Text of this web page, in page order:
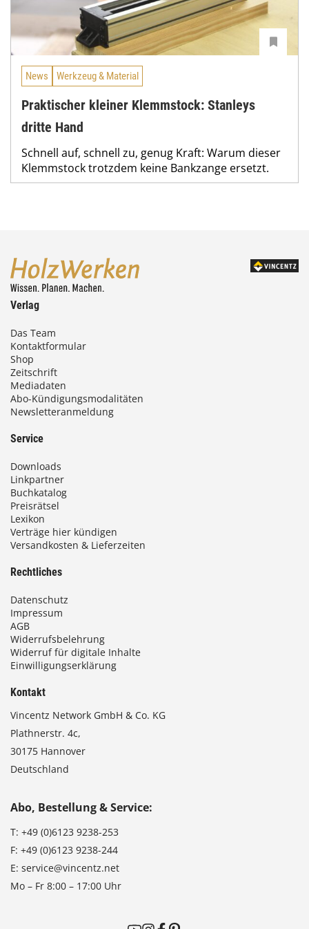
News Werkzeug & Material
Praktischer kleiner Klemmstock: Stanleys
dritte Hand
Schnell auf, schnell zu, genug Kraft: Warum dieser
Klemmstock trotzdem keine Bankzange ersetzt.
Verlag
Das Team
Kontaktformular
Shop
Zeitschrift
Mediadaten
Abo-Kündigungsmodalitäten
Newsletteranmeldung
Service
Downloads
Linkpartner
Buchkatalog
Preisrätsel
Lexikon
Verträge hier kündigen
Versandkosten & Lieferzeiten
Rechtliches
Datenschutz
Impressum
AGB
Widerrufsbelehrung
Widerruf für digitale Inhalte
Einwilligungserklärung
Kontakt
Vincentz Network GmbH & Co. KG
Plathnerstr. 4c,
30175 Hannover
Deutschland
Abo, Bestellung & Service:
T: +49 (0)6123 9238-253
F: +49 (0)6123 9238-244
E: service@vincentz.net
Mo – Fr 8:00 – 17:00 Uhr